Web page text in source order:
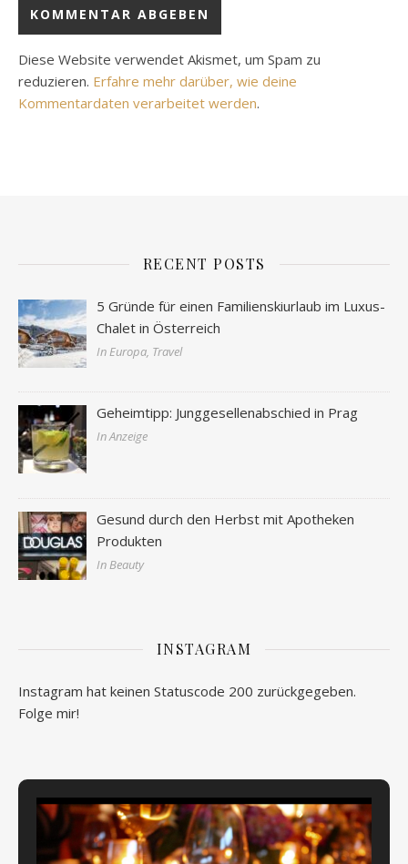
Diese Website verwendet Akismet, um Spam zu
reduzieren. Erfahre mehr darüber, wie deine
Kommentardaten verarbeitet werden.
RECENT POSTS
5 Gründe für einen Familienskiurlaub im Luxus-
Chalet in Österreich
In Europa, Travel
Geheimtipp: Junggesellenabschied in Prag
In Anzeige
Gesund durch den Herbst mit Apotheken
Produkten
In Beauty
INSTAGRAM
Instagram hat keinen Statuscode 200 zurückgegeben.
Folge mir!